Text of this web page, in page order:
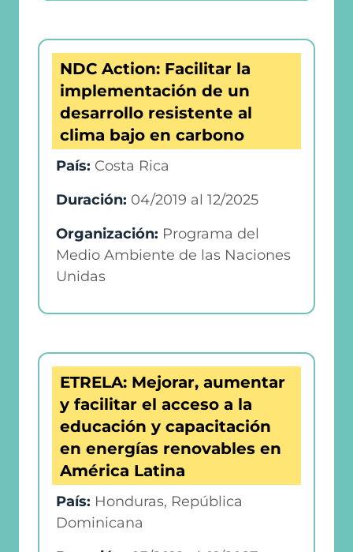
NDC Action: Facilitar la
implementación de un
desarrollo resistente al
clima bajo en carbono
País: Costa Rica
Duración: 04/2019 al 12/2025
Organización: Programa del
Medio Ambiente de las Naciones
Unidas
ETRELA: Mejorar, aumentar
y facilitar el acceso a la
educación y capacitación
en energías renovables en
América Latina
País: Honduras, República
Dominicana